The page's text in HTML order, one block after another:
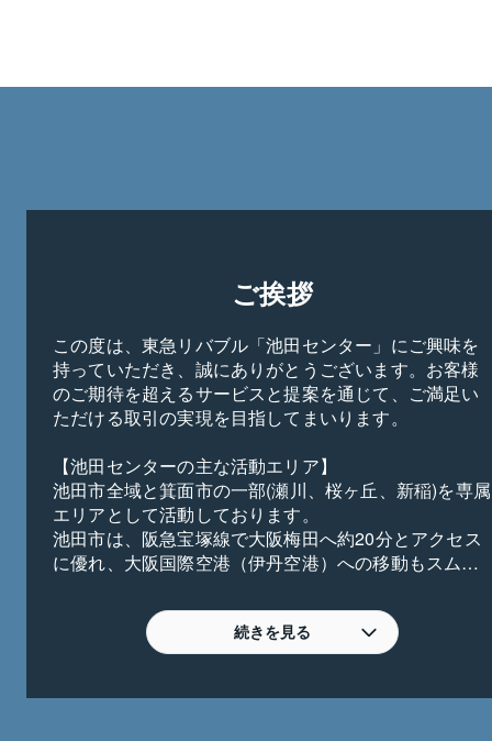
ご挨拶
この度は、東急リバブル「池田センター」にご興味を
持っていただき、誠にありがとうございます。お客様
のご期待を超えるサービスと提案を通じて、ご満足い
ただける取引の実現を目指してまいります。
【池田センターの主な活動エリア】
池田市全域と箕面市の一部(瀬川、桜ヶ丘、新稲)を専属
エリアとして活動しております。
池田市は、阪急宝塚線で大阪梅田へ約20分とアクセス
に優れ、大阪国際空港（伊丹空港）への移動もスムー
道や阪神高速池田線などインターチェンジが近く、車
で各方面へのアクセスも便利です。豊かな自然に恵ま
れ、五月山や猪名川など、水と緑が調和した落ち着き
続きを見る